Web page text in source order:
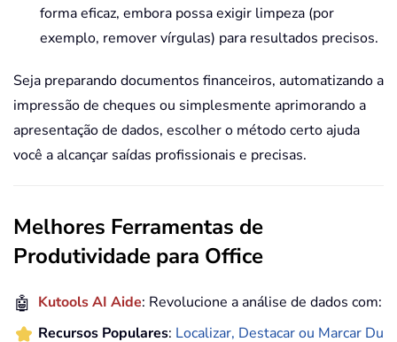
                    current
End Select
Next i
    total
= total + current
    ParseWordsToNumber
=
forma eficaz, embora possa exigir limpeza (por
exemplo, remover vírgulas) para resultados precisos.
Seja preparando documentos financeiros, automatizando a
impressão de cheques ou simplesmente aprimorando a
apresentação de dados, escolher o método certo ajuda
você a alcançar saídas profissionais e precisas.
Melhores Ferramentas de
Produtividade para Office
🤖 Kutools AI Aide: Revolucione a análise de dados com:
Recursos Populares: Localizar, Destacar ou Marcar